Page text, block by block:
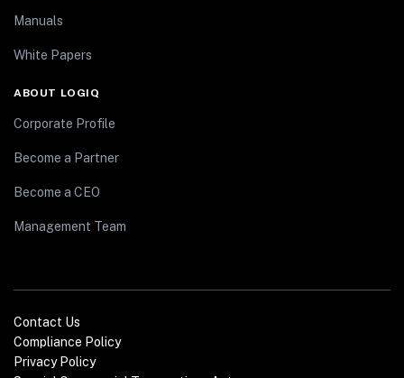
Manuals
White Papers
ABOUT LOGIQ
Corporate Profile
Become a Partner
Become a CEO
Management Team
Contact Us
Compliance Policy
Privacy Policy